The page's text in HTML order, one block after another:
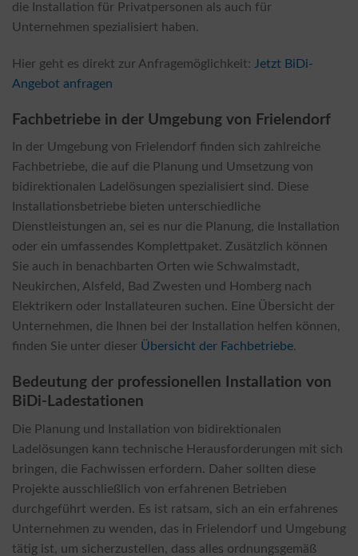
die Installation für Privatpersonen als auch für
Unternehmen spezialisiert haben.
Hier geht es direkt zur Anfragemöglichkeit: Jetzt BiDi-
Angebot anfragen
Fachbetriebe in der Umgebung von Frielendorf
In der Umgebung von Frielendorf finden sich zahlreiche
Fachbetriebe, die auf die Planung und Umsetzung von
bidirektionalen Ladelösungen spezialisiert sind. Diese
Installationsbetriebe bieten unterschiedliche
Dienstleistungen an, sei es nur die Planung, die Installation
oder ein umfassendes Komplettpaket. Zusätzlich können
Sie auch in benachbarten Orten wie Schwalmstadt,
Neukirchen, Alsfeld, Bad Zwesten und Homberg nach
Elektrikern oder Installateuren suchen. Eine Übersicht der
Unternehmen, die Ihnen bei der Installation helfen können,
finden Sie unter dieser Übersicht der Fachbetriebe.
Bedeutung der professionellen Installation von
BiDi-Ladestationen
Die Planung und Installation von bidirektionalen
Ladelösungen kann technische Herausforderungen mit sich
bringen, die Fachwissen erfordern. Daher sollten diese
Projekte ausschließlich von erfahrenen Betrieben
durchgeführt werden. Es ist ratsam, sich an ein erfahrenes
Unternehmen zu wenden, das in Frielendorf und Umgebung
tätig ist, um sicherzustellen, dass alles ordnungsgemäß